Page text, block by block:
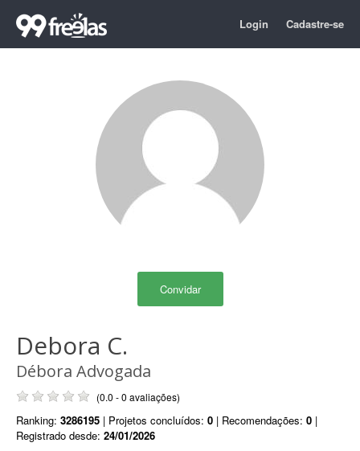
Login Cadastre-se
Convidar
Debora C.
Débora Advogada
(0.0 - 0 avaliações)
Ranking: 3286195 | Projetos concluídos: 0 | Recomendações: 0 |
Registrado desde: 24/01/2026